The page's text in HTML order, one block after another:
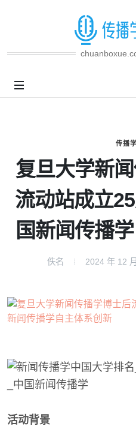
传播
复旦大学新
流动站成立
国新闻传播
佚名 2024 年 12
活动背景